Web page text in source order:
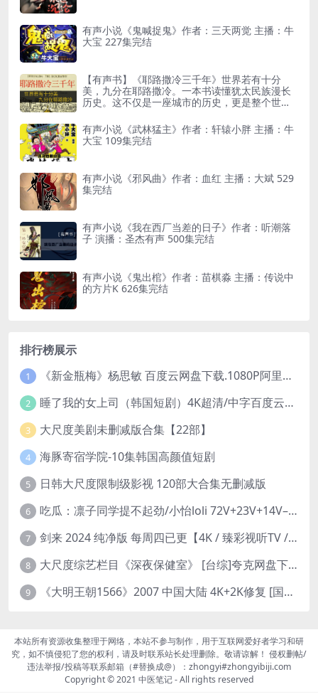
有声小说《鬼喊捉鬼》作者：三天两觉 主播：牛
大宝 227集完结
【有声书】《耶路撒冷三千年》世界若有十分
美，九分在耶路撒冷。一本书读懂犹太民族漫长
历史。这不仅是一座城市的历史，更是整个世界
有声小说《武林猛主》作者：轩辕小胖 主播：牛
大宝 109集完结
有声小说《邪风曲》作者：血红 主播：大斌 529
集完结
有声小说《我在西厂当差的日子》作者：听潮落
子 演播：圣杰有声 500集完结
有声小说《鬼出棺》作者：苗棋淼 主播：传说中
的方片K 626集完结
排行榜展示
1 《新金瓶梅》杨思敏 百度云网盘下载.1080P阿里下载.国语中字.(1996)
2 睡了我的女上司（韩国短剧）4K超清/中字百度云网盘下载
3 大尺度美剧未删减版合集【22部】
4 海豚寄宿学院-10集韩国高颜值短剧
5 日韩大尺度限制级影视 120部大合集无删减版
6 吃瓜：凛子同学提不起劲/小怡loli 72V+23V+14V–24.02GB】
7 剑来 2024 纯净版 每周四已更【4K / 臻彩视听TV / 杜比音】附电子书百度网盘下载
8 大尺度综艺栏目《深夜保健室》 [台综]夸克网盘下载
9 《大明王朝1566》2007 中国大陆 4K+2K修复 [国语 46集 192G]
本站所有资源收集整理于网络，本站不参与制作，用于互联网爱好者学习和研
究，如不慎侵犯了您的权利，请及时联系站长处理删除。敬请谅解！ 侵权删帖/
违法举报/投稿等联系邮箱（#替换成@）：zhongyi#zhongyibiji.com
Copyright © 2021 中医笔记- All rights reserved